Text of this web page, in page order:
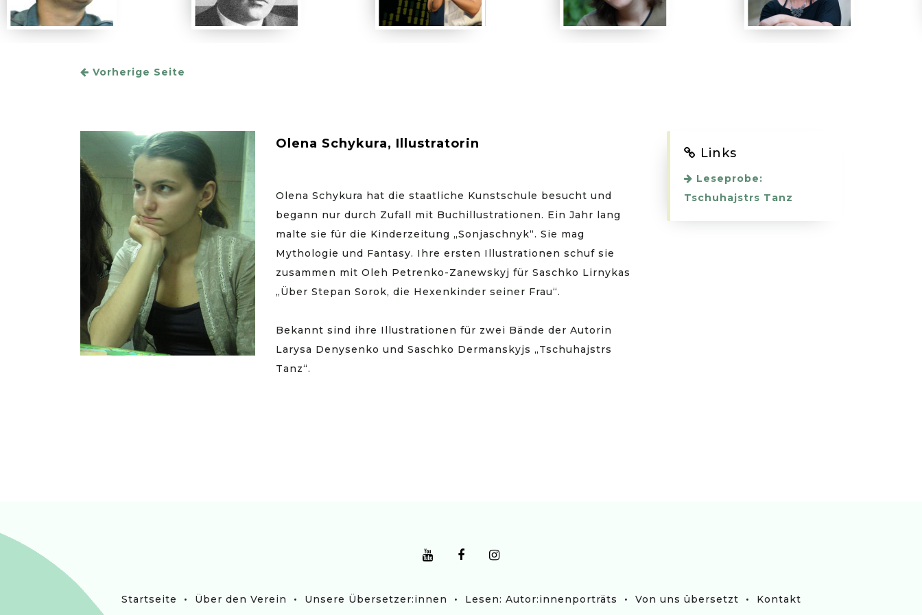
Vorherige Seite
Olena Schykura, Illustratorin
Olena Schykura hat die staatliche Kunstschule besucht und
begann nur durch Zufall mit Buchillustrationen. Ein Jahr lang
malte sie für die Kinderzeitung „Sonjaschnyk“. Sie mag
Mythologie und Fantasy. Ihre ersten Illustrationen schuf sie
zusammen mit Oleh Petrenko-Zanewskyj für Saschko Lirnykas
„Über Stepan Sorok, die Hexenkinder seiner Frau“.
Bekannt sind ihre Illustrationen für zwei Bände der Autorin
Larysa Denysenko und Saschko Dermanskyjs „Tschuhajstrs
Tanz“.
Links
Leseprobe:
Tschuhajstrs Tanz
Startseite • Über den Verein • Unsere Übersetzer:innen • Lesen: Autor:innenporträts • Von uns übersetzt • Kontakt